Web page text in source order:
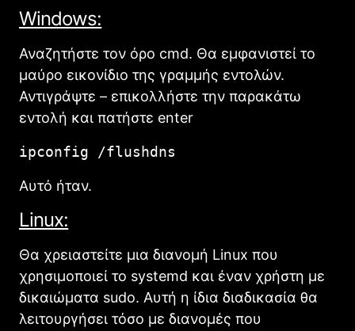
Windows:
Αναζητήστε τον όρο cmd. Θα εμφανιστεί το
μαύρο εικονίδιο της γραμμής εντολών.
Αντιγράψτε – επικολλήστε την παρακάτω
εντολή και πατήστε enter
ipconfig /flushdns
Αυτό ήταν.
Linux:
Θα χρειαστείτε μια διανομή Linux που
χρησιμοποιεί το systemd και έναν χρήστη με
δικαιώματα sudo. Αυτή η ίδια διαδικασία θα
λειτουργήσει τόσο με διανομές που